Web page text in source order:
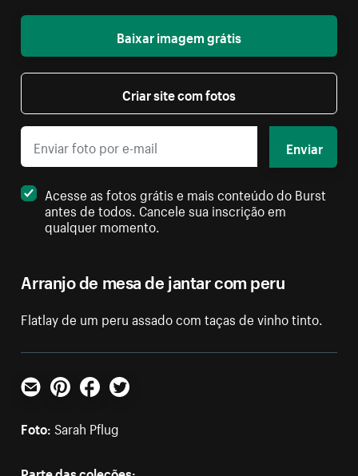
Arranjo de mesa de jantar com peru
Flatlay de um peru assado com taças de vinho tinto.
Baixar imagem grátis
Criar site com fotos
Enviar
Acesse as fotos grátis e mais conteúdo do Burst
antes de todos. Cancele sua inscrição em
qualquer momento.
E-mailPinterestFacebookTwitter
Foto: Sarah Pflug